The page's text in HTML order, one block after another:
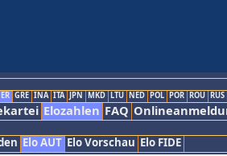
GRE INA ITA JPN MKD LTU NED POL POR ROU RUS
Elozahlen FAQ
Elo AUT Elo Vorschau Elo FIDE